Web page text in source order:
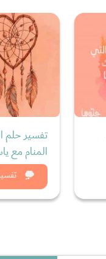
تفسير حلم
المنام مع